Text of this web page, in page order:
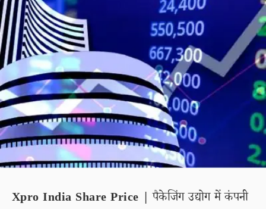
Xpro India Share Price | पैकेजिंग उद्योग में कंपनी